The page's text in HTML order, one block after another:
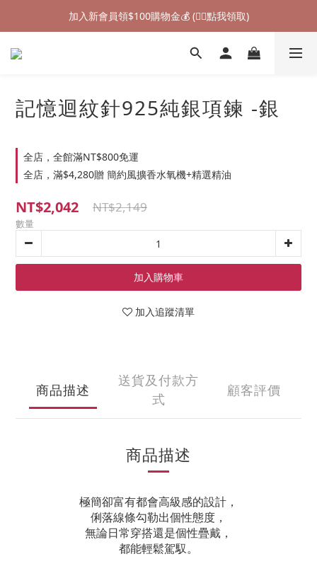
加入新會員領$100購物金💰 (👉🏻點我領取)
加入新會員領$100購物金💰 (👉🏻點我領取)
七夕情人節禮物❤85折起 (👉🏻點我探索)
記憶迴紋針925純銀項鍊 -銀
全店，全館滿NT$800免運
全店，滿$4,280贈 簡約風擴香水氧機+精選精油
NT$2,042 NT$2,149
數量
加入購物車
加入追蹤清單
商品描述
送貨及付款方
式
顧客評價
商品描述
極簡卻富有都會高級感的設計，
俐落線條勾勒出個性態度，
無論日常穿搭還是個性疊戴，
都能輕鬆駕馭。